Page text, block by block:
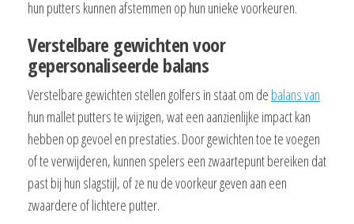
hun putters kunnen afstemmen op hun unieke voorkeuren.
Verstelbare gewichten voor
gepersonaliseerde balans
Verstelbare gewichten stellen golfers in staat om de balans van
hun mallet putters te wijzigen, wat een aanzienlijke impact kan
hebben op gevoel en prestaties. Door gewichten toe te voegen
of te verwijderen, kunnen spelers een zwaartepunt bereiken dat
past bij hun slagstijl, of ze nu de voorkeur geven aan een
zwaardere of lichtere putter.